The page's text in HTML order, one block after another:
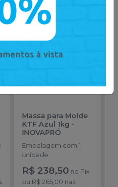
Massa para Molde
KTF Azul 1kg -
INOVAPRÓ
Embalagem com 1
unidade
R$ 238,50 no Pix
ou R$ 265,00 nas